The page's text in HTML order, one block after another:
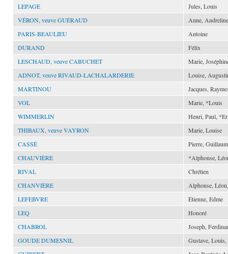
LEPAGE
Jules, Louis
VÉRON, veuve GUÉRAUD
Anne, Andreline
PARIS-BEAULIEU
Antoine
DURAND
Félix
LESCHAUD, veuve CABUCHET
Marie,
ADNOT, veuve RIVAUD-LACHALARDERIE
Louise,
MARTINOU
Jacques,
VOL
Marie, *Louis
WIMMERLIN
Henri, Paul,
THIBAUX, veuve VAYRON
Marie, Louise
CASSÉ
Pierre,
CHAUVIÈRE
*Alphonse,
RIVAL
Chrétien
CHANVIÈRE
Alphonse,
LEFEBVRE
Étienne, Edme
LEQ
Honoré
CHABROL
Joseph,
GOUDE DUMESNIL
Gustave, Louis,